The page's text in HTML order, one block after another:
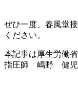
ぜひ一度、春風堂
ください。
本記事は厚生労働
指圧師 嶋野 健児